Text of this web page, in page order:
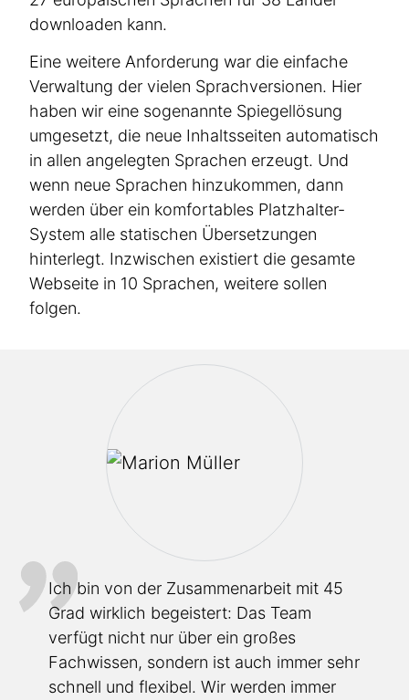
downloaden kann.
Eine weitere Anforderung war die einfache
Verwaltung der vielen Sprach­ver­sionen. Hier
haben wir eine sogenannte Spiegel­lösung
umgesetzt, die neue Inhalts­seiten automatisch
in allen angelegten Sprachen erzeugt. Und
wenn neue Sprachen hinzukommen, dann
werden über ein komfor­t­ables Platzhalter-
System alle statischen Überset­zungen
hinterlegt. Inzwischen existiert die gesamte
Webseite in 10 Sprachen, weitere sollen
folgen.
Ich bin von der Zusam­me­n­a­rbeit mit 45
Grad wirklich begeistert: Das Team
verfügt nicht nur über ein großes
Fachwissen, sondern ist auch immer sehr
schnell und flexibel. Wir werden immer
Optimierung / Relaunch
Online-Marketing
Workshop / Training
Strategie Beratung
10 oder weniger
zwischen 10 und 50
mehr als 50